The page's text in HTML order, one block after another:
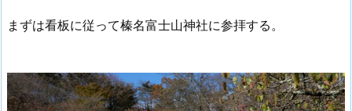
まずは看板に従って榛名富士山神社に参拝する。